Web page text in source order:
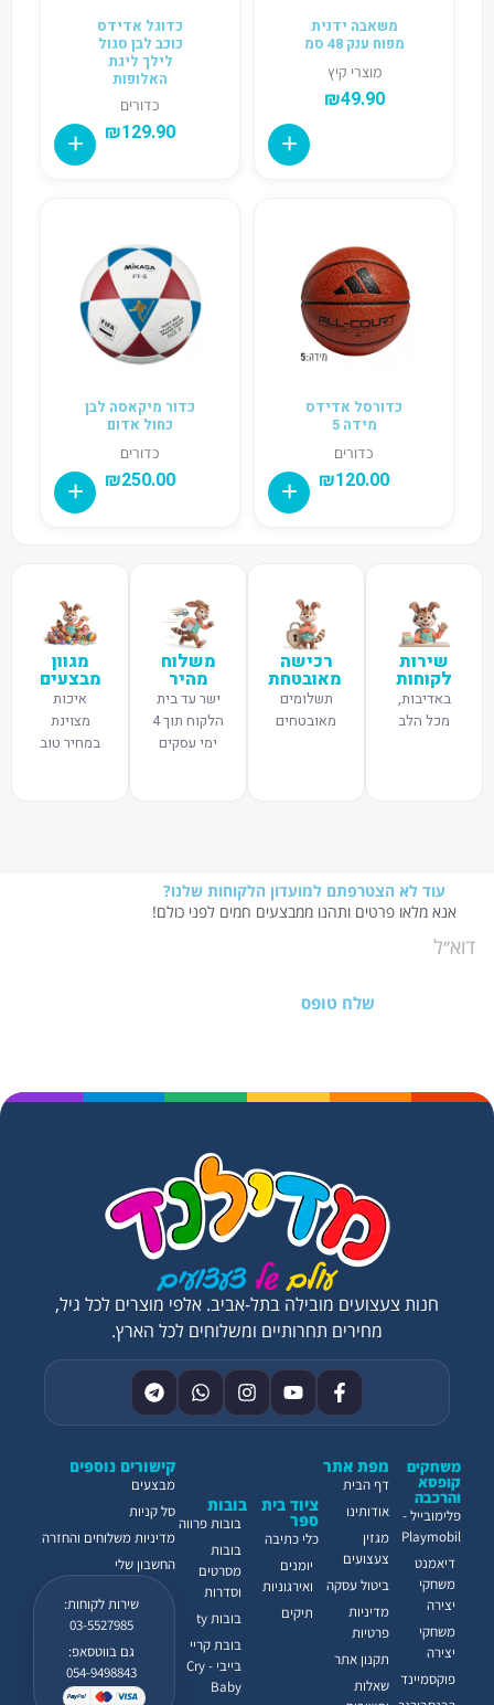
משאבה ידנית
מפוח ענק 48 סמ
מוצרי קיץ
₪49.90
כדוגל אדידס
כוכב לבן סגול
לילך ליגת
האלופות
כדורים
₪129.90
כדורסל אדידס
מידה 5
כדורים
₪120.00
כדור מיקאסה לבן
כחול אדום
כדורים
₪250.00
שירות
לקוחות
באדיבות,
מכל הלב
רכישה
מאובטחת
תשלומים
מאובטחים
משלוח
מהיר
ישר עד בית
הלקוח תוך 4
ימי עסקים
מגוון
מבצעים
איכות
מצוינת
במחיר טוב
עוד לא הצטרפתם למועדון הלקוחות שלנו?
אנא מלאו פרטים ותהנו ממבצעים חמים לפני כולם!
שלח טופס
קישורים נוספים
מבצעים
סל קניות
מדיניות משלוחים והחזרה
החשבון שלי
שירות לקוחות:
03-5527985
גם בווטסאפ:
054-9498843
ציוד בית
ספר
כלי כתיבה
יומנים
ואירגוניות
תיקים
בובות
בובות פרווה
בובות
מסרטים
וסדרות
בובות ty
בובת קריי
בייבי - Cry
Baby
משחקים
קופסא
והרכבה
פלימובייל -
Playmobil
דיאמנט
משחקי
יצירה
משחקי
יצירה
פוקסמיינד
מפת אתר
דף הבית
אודותינו
מגזין
צעצועים
ביטול עסקה
מדיניות
פרטיות
תקנון אתר
שאלות
חנות צעצועים מובילה בתל-אביב. אלפי מוצרים לכל גיל,
מחירים תחרותיים ומשלוחים לכל הארץ.